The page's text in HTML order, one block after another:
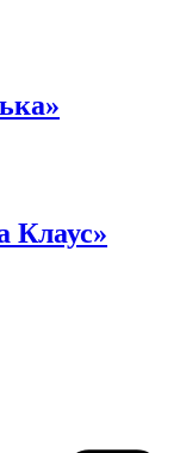
Клаус»